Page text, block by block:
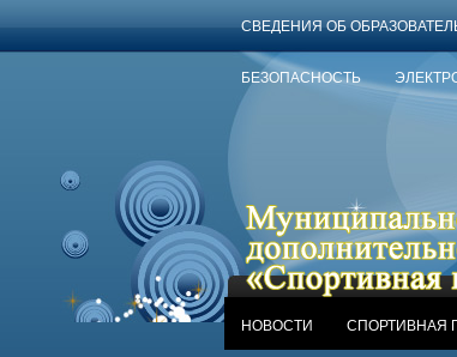
СВЕДЕНИЯ ОБ
БЕЗОПАСНОСТЬ
НОВОСТИ СПОРТИВНАЯ